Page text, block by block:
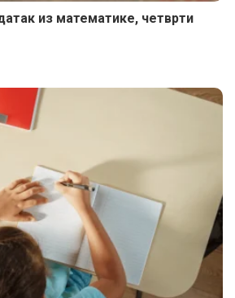
из математике, четврти